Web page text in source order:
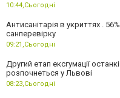
10:44,Сьогодні
Антисанітарія в укриттях .
санперевірку
09:21,Сьогодні
Другий етап ексгумації
розпочнеться у Львові
08:23,Сьогодні